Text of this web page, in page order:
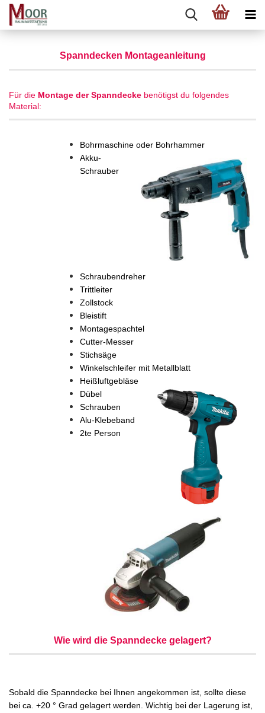
Spanndecken Montageanleitung
Für die Montage der Spanndecke benötigst du folgendes
Material:
Bohrmaschine oder Bohrhammer
Akku-
Schrauber
Schraubendreher
Trittleiter
Zollstock
Bleistift
Montagespachtel
Cutter-Messer
Stichsäge
Winkelschleifer mit Metallblatt
Heißluftgebläse
Dübel
Schrauben
Alu-Klebeband
2te Person
Wie wird die Spanndecke gelagert?
Sobald die Spanndecke bei Ihnen angekommen ist, sollte diese
bei ca. +20 ° Grad gelagert werden. Wichtig bei der Lagerung ist,